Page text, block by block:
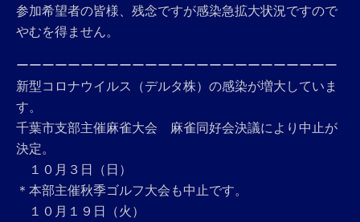
参加希望者の皆様、残念ですが感染急拡大状況ですので
やむを得ません。
ーーーーーーーーーーーーーーーーーーーーーーーーー
新型コロナウイルス（デルタ株）の感染が増大していま
す。
千葉市支部主催麻雀大会 麻雀同好会決議により中止が
決定。
１０月３日（日）
＊本部主催秋季ゴルフ大会も中止です。
１０月１９日（火）